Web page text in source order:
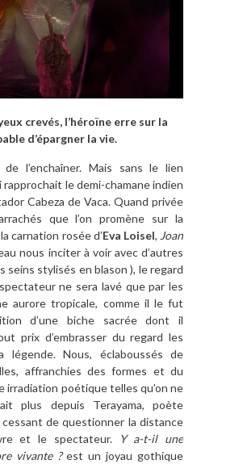
crevés, l’héroïne erre sur la
d’épargner la vie.
l’enchaîner. Mais sans le lien
rapprochait le demi-chamane indien
Cabeza de Vaca. Quand privée
que l’on promène sur la
carnation rosée d’Eva Loisel, Joan
nous inciter à voir avec d’autres
seins stylisés en blason ), le regard
ne sera lavé que par les
aurore tropicale, comme il le fut
d’une biche sacrée dont il
prix d’embrasser du regard les
légende. Nous, éclaboussés de
affranchies des formes et du
irradiation poétique telles qu’on ne
plus depuis Terayama, poète
cessant de questionner la distance
et le spectateur.Y a-t-il une
vivante ?est un joyau gothique